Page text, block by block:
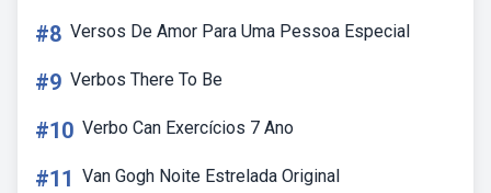
#8 Versos De Amor Para Uma Pessoa Especial
#9 Verbos There To Be
#10 Verbo Can Exercícios 7 Ano
#11 Van Gogh Noite Estrelada Original